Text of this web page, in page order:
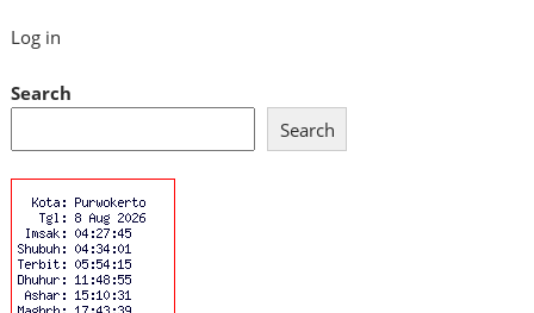
Log in
Search
Search